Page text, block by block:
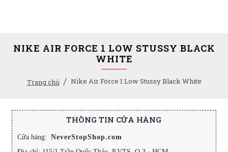
Trang chủ Nike Air Force 1 Low Stussy Black White
NIKE AIR FORCE 1 LOW STUSSY BLACK
WHITE
THÔNG TIN CỬA HÀNG
Cửa hàng: NeverStopShop.com